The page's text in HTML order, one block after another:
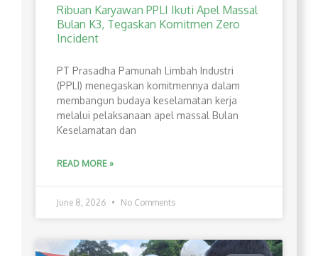
Ribuan Karyawan PPLI Ikuti Apel Massal
Bulan K3, Tegaskan Komitmen Zero
Incident
PT Prasadha Pamunah Limbah Industri
(PPLI) menegaskan komitmennya dalam
membangun budaya keselamatan kerja
melalui pelaksanaan apel massal Bulan
Keselamatan dan
READ MORE »
June 8, 2026 No Comments